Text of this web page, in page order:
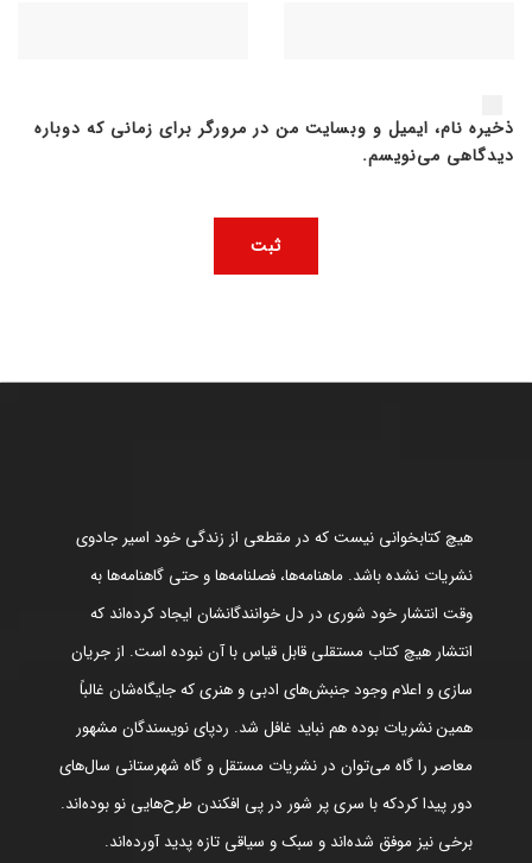
ذخیره نام، ایمیل و وبسایت من در مرورگر برای زمانی که دوباره
دیدگاهی می‌نویسم.
هیچ کتابخوانی نیست که در مقطعی از زندگی خود اسیر جادوی
نشریات نشده باشد. ماهنامه‌ها، فصلنامه‌ها و حتی گاهنامه‌ها به
وقت انتشار خود شوری در دل خوانندگانشان ایجاد کرده‌اند که
انتشار هیچ کتاب مستقلی قابل قیاس با آن نبوده است. از جریان
سازی و اعلام وجود جنبش‌های ادبی و هنری که جایگاه‌شان غالباً
همین نشریات بوده هم نباید غافل شد. ردپای نویسندگان مشهور
معاصر را گاه می‌توان در نشریات مستقل و گاه شهرستانی سال‌های
دور پیدا کردکه با سری پر شور در پی افکندن طرح‌هایی نو بوده‌اند.
برخی نیز موفق شده‌اند و سبک و سیاقی تازه پدید آورده‌اند.